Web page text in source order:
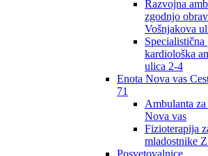
Razvojna
zgodnjo
Vošnjakova
Specialistična
kardiološka
ulica 2-4
Enota Nova vas
71
Ambulanta
Nova vas
Fizioterapija
mladostnike
Posvetovalnice